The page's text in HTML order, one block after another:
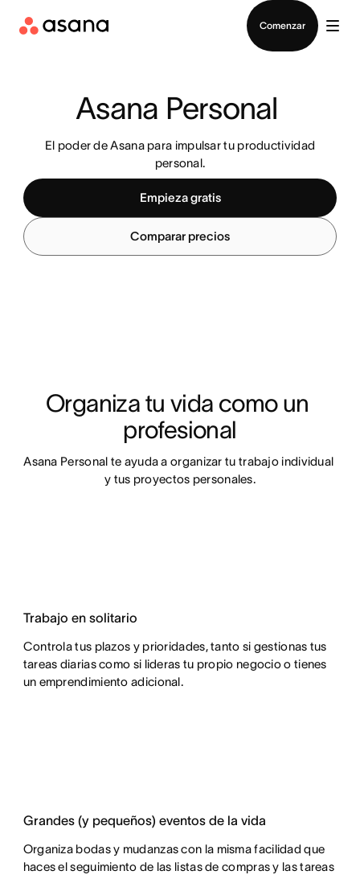
Comenzar
Asana Personal
El poder de Asana para impulsar tu productividad
personal.
Empieza gratis
Comparar precios
Organiza tu vida como un
profesional
Asana Personal te ayuda a organizar tu trabajo individual
y tus proyectos personales.
Trabajo en solitario
Controla tus plazos y prioridades, tanto si gestionas tus
tareas diarias como si lideras tu propio negocio o tienes
un emprendimiento adicional.
Grandes (y pequeños) eventos de la vida
Organiza bodas y mudanzas con la misma facilidad que
haces el seguimiento de las listas de compras y las tareas